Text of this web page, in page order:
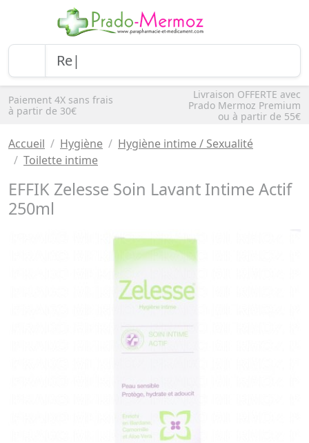
Paiement 4X sans frais
à partir de 30€
Livraison OFFERTE avec
Prado Mermoz Premium
ou à partir de 55€
Accueil Hygiène
Hygiène intime / Sexualité
Toilette intime
EFFIK Zelesse Soin Lavant Intime Actif
250ml